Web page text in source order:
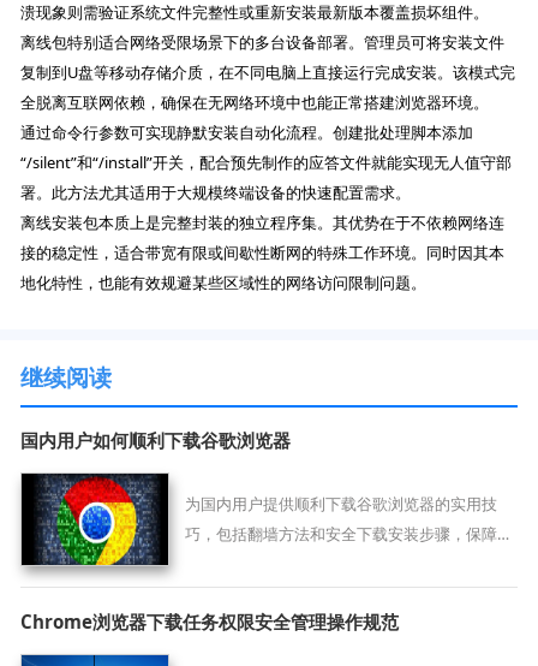
溃现象则需验证系统文件完整性或重新安装最新版本覆盖损坏组件。
离线包特别适合网络受限场景下的多台设备部署。管理员可将安装文件
复制到U盘等移动存储介质，在不同电脑上直接运行完成安装。该模式完
全脱离互联网依赖，确保在无网络环境中也能正常搭建浏览器环境。
通过命令行参数可实现静默安装自动化流程。创建批处理脚本添加
“/silent”和“/install”开关，配合预先制作的应答文件就能实现无人值守部
署。此方法尤其适用于大规模终端设备的快速配置需求。
离线安装包本质上是完整封装的独立程序集。其优势在于不依赖网络连
接的稳定性，适合带宽有限或间歇性断网的特殊工作环境。同时因其本
地化特性，也能有效规避某些区域性的网络访问限制问题。
继续阅读
国内用户如何顺利下载谷歌浏览器
为国内用户提供顺利下载谷歌浏览器的实用技
巧，包括翻墙方法和安全下载安装步骤，保障下
Chrome浏览器下载任务权限安全管理操作规范